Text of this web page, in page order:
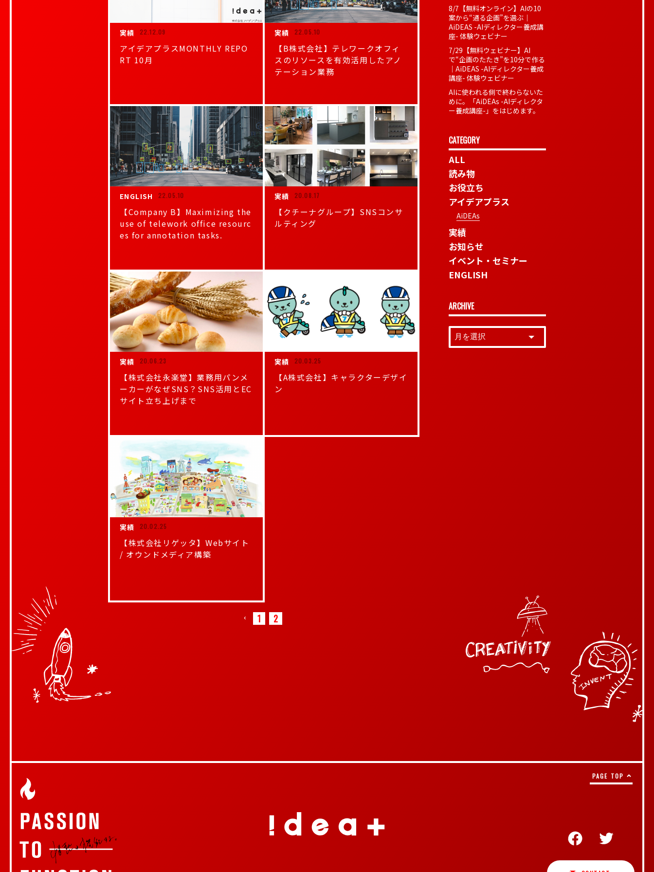
実績 22.12.09
アイデアプラスMONTHLY REPO
RT 10月
実績 22.05.10
【B株式会社】テレワークオフィ
スのリソースを有効活用したアノ
テーション業務
ENGLISH 22.05.10
【Company B】Maximizing the
use of telework office resourc
es for annotation tasks.
実績 20.08.17
【クチーナグループ】SNSコンサ
ルティング
実績 20.06.23
【株式会社永楽堂】業務用パンメ
ーカーがなぜSNS？SNS活用とEC
サイト立ち上げまで
実績 20.03.25
【A株式会社】キャラクターデザイ
ン
実績 20.02.25
【株式会社リゲッタ】Webサイト
/ オウンドメディア構築
‹ 1 2
8/7【無料オンライン】AIの10
案から“通る企画”を選ぶ｜
AiDEAS -AIディレクター養成講
座- 体験ウェビナー
7/29【無料ウェビナー】AI
で“企画のたたき”を10分で作る
｜AiDEAS -AIディレクター養成
講座- 体験ウェビナー
AIに使われる側で終わらないた
めに。「AiDEAs -AIディレクタ
ー養成講座-」をはじめます。
CATEGORY
ALL
読み物
お役立ち
アイデアプラス
AiDEAs
実績
お知らせ
イベント・セミナー
ENGLISH
ARCHIVE
PAGE TOP